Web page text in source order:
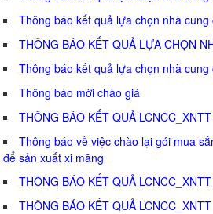
Thông báo kết quả lựa chọn nhà cung
THÔNG BÁO KẾT QUẢ LỰA CHỌN
Thông báo kết quả lựa chọn nhà cung
Thông báo mời chào giá
THÔNG BÁO KẾT QUẢ LCNCC_XNTT
Thông báo về việc chào lại gói mua
để sản xuất xi măng
THÔNG BÁO KẾT QUẢ LCNCC_XNTT
THÔNG BÁO KẾT QUẢ LCNCC_XNTT